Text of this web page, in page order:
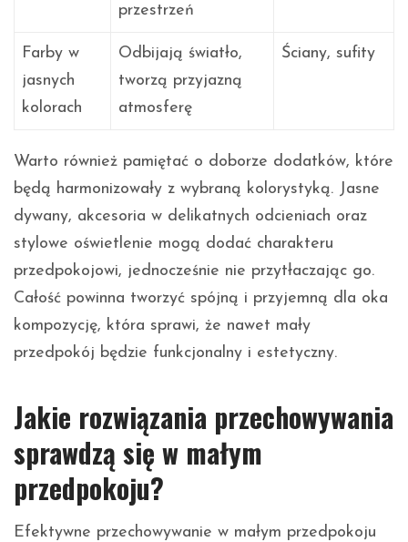
przestrzeń
Farby w
jasnych
kolorach
Odbijają światło,
tworzą przyjazną
atmosferę
Ściany, sufity
Warto również pamiętać o doborze dodatków, które
będą harmonizowały z wybraną kolorystyką. Jasne
dywany, akcesoria w delikatnych odcieniach oraz
stylowe oświetlenie mogą dodać charakteru
przedpokojowi, jednocześnie nie przytłaczając go.
Całość powinna tworzyć spójną i przyjemną dla oka
kompozycję, która sprawi, że nawet mały
przedpokój będzie funkcjonalny i estetyczny.
Jakie rozwiązania przechowywania
sprawdzą się w małym
przedpokoju?
Efektywne przechowywanie w małym przedpokoju